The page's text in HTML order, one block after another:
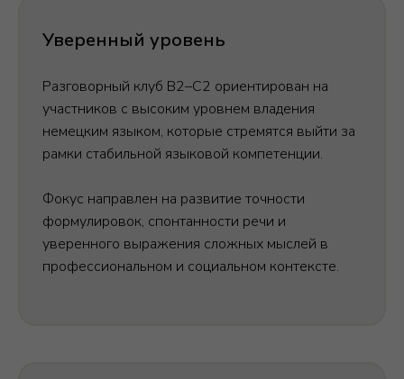
Уверенный уровень
Разговорный клуб B2–C2 ориентирован на
участников с высоким уровнем владения
немецким языком, которые стремятся выйти за
рамки стабильной языковой компетенции.
Фокус направлен на развитие точности
формулировок, спонтанности речи и
уверенного выражения сложных мыслей в
профессиональном и социальном контексте.